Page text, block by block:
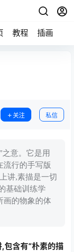
教程 插画
关注 私信
意。它是用
流行的手写版
讲,素描是一切
基础训练学
画的物象的体
包含有“朴素的描